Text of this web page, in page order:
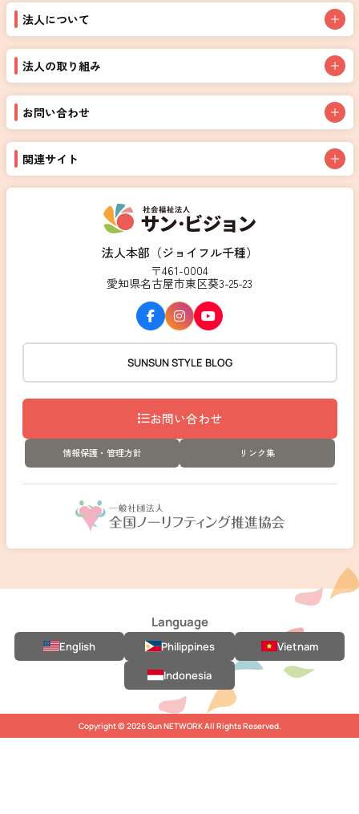
法人本部（ジョイフル千種）
〒461-0004
愛知県名古屋市東区葵3-25-23
SUNSUN STYLE BLOG
お問い合わせ
情報保護・管理方針 リンク集
法人について
法人の取り組み
お問い合わせ
関連サイト
Language
English Philippines
Vietnam
Indonesia
Copyright © 2026 Sun NETWORK All Rights Reserved.